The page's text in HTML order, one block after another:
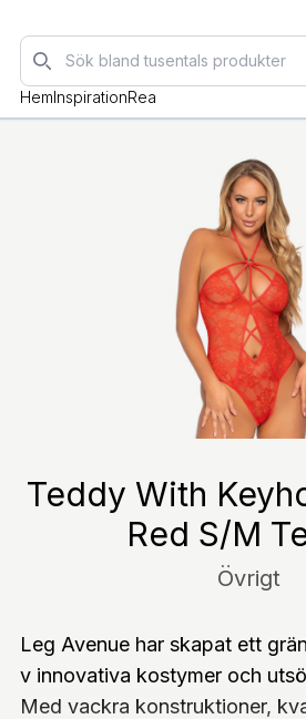
Sök
HemInspirationRea
Teddy With
Red S/M
Övrigt
Leg Avenue har skapat ett
v innovativa kostymer och
Med vackra konstruktioner,